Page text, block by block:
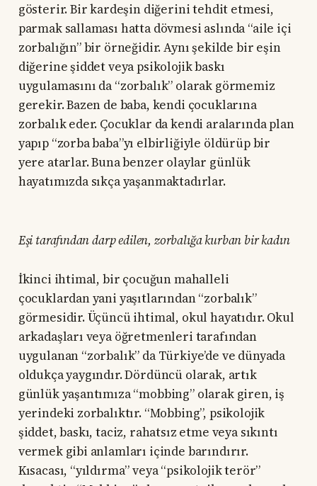
gösterir. Bir kardeşin diğerini tehdit etmesi,
parmak sallaması hatta dövmesi aslında “aile içi
zorbalığın” bir örneğidir. Aynı şekilde bir eşin
diğerine şiddet veya psikolojik baskı
uygulamasını da “zorbalık” olarak görmemiz
gerekir. Bazen de baba, kendi çocuklarına
zorbalık eder. Çocuklar da kendi aralarında plan
yapıp “zorba baba”yı elbirliğiyle öldürüp bir
yere atarlar. Buna benzer olaylar günlük
hayatımızda sıkça yaşanmaktadırlar.
Eşi tarafından darp edilen, zorbalığa kurban bir kadın
İkinci ihtimal, bir çocuğun mahalleli
çocuklardan yani yaşıtlarından “zorbalık”
görmesidir. Üçüncü ihtimal, okul hayatıdır. Okul
arkadaşları veya öğretmenleri tarafından
uygulanan “zorbalık” da Türkiye’de ve dünyada
oldukça yaygındır. Dördüncü olarak, artık
günlük yaşantımıza “mobbing” olarak giren, iş
yerindeki zorbalıktır. “Mobbing”, psikolojik
şiddet, baskı, taciz, rahatsız etme veya sıkıntı
vermek gibi anlamları içinde barındırır.
Kısacası, “yıldırma” veya “psikolojik terör”